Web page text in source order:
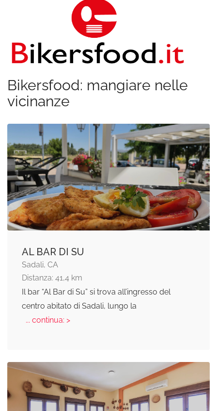
Bikersfood: mangiare nelle
vicinanze
AL BAR DI SU
Sadali, CA
Distanza: 41,4 km
Il bar “Al Bar di Su” si trova all’ingresso del
centro abitato di Sadali, lungo la
... continua: >